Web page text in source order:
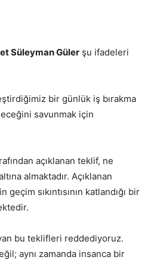
Süleyman Güler şu ifadeleri
bir günlük iş bırakma
savunmak için
açıklanan teklif, ne
almaktadır. Açıklanan
sıkıntısının katlandığı bir
bu teklifleri reddediyoruz.
aynı zamanda insanca bir